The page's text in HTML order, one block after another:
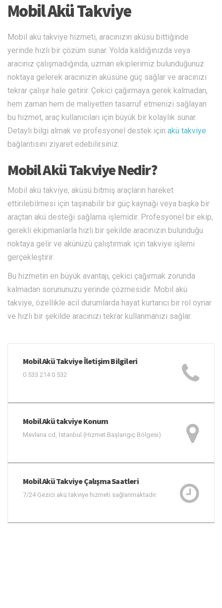
Mobil Akü Takviye
Mobil akü takviye hizmeti, aracınızın aküsü bittiğinde
yerinde hızlı bir çözüm sunar. Yolda kaldığınızda veya
aracınız çalışmadığında, uzman ekiplerimiz bulunduğunuz
noktaya gelerek aracınızın aküsüne güç sağlar ve aracınızı
tekrar çalışır hale getirir. Çekici çağırmaya gerek kalmadan,
hem zaman hem de maliyetten tasarruf etmenizi sağlayan
bu hizmet, araç kullanıcıları için büyük bir kolaylık sunar.
Detaylı bilgi almak ve profesyonel destek için akü takviye
bağlantısını ziyaret edebilirsiniz.
Mobil Akü Takviye Nedir?
Mobil akü takviye, aküsü bitmiş araçların hareket
ettirilebilmesi için taşınabilir bir güç kaynağı veya başka bir
araçtan akü desteği sağlama işlemidir. Profesyonel bir ekip,
gerekli ekipmanlarla hızlı bir şekilde aracınızın bulunduğu
noktaya gelir ve akünüzü çalıştırmak için takviye işlemi
gerçekleştirir.
Bu hizmetin en büyük avantajı, çekici çağırmak zorunda
kalmadan sorununuzu yerinde çözmesidir. Mobil akü
takviye, özellikle acil durumlarda hayat kurtarıcı bir rol oynar
ve hızlı bir şekilde aracınızı tekrar kullanmanızı sağlar.
Mobil Akü Takviye İletişim Bilgileri
0 533 214 0 532
Mobil Akü takviye Konum
Mevlana cd, İstanbul (Hizmet Başlangıç Bölgesi)
Mobil Akü Takviye Çalışma Saatleri
7/24 Gezici akü takviye hizmeti sağlanmaktadır.